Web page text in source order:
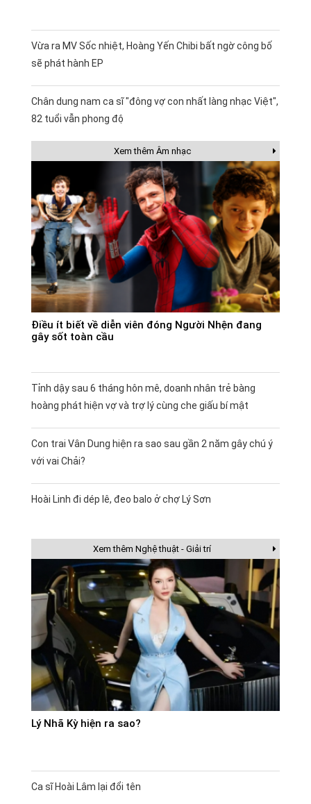
Vừa ra MV Sốc nhiệt, Hoàng Yến Chibi bất ngờ công bố
sẽ phát hành EP
Chân dung nam ca sĩ "đông vợ con nhất làng nhạc Việt",
82 tuổi vẫn phong độ
Xem thêm Âm nhạc
Điều ít biết về diễn viên đóng Người Nhện đang
gây sốt toàn cầu
Tỉnh dậy sau 6 tháng hôn mê, doanh nhân trẻ bàng
hoàng phát hiện vợ và trợ lý cùng che giấu bí mật
Con trai Vân Dung hiện ra sao sau gần 2 năm gây chú ý
với vai Chải?
Hoài Linh đi dép lê, đeo balo ở chợ Lý Sơn
Xem thêm Nghệ thuật - Giải trí
Lý Nhã Kỳ hiện ra sao?
Ca sĩ Hoài Lâm lại đổi tên